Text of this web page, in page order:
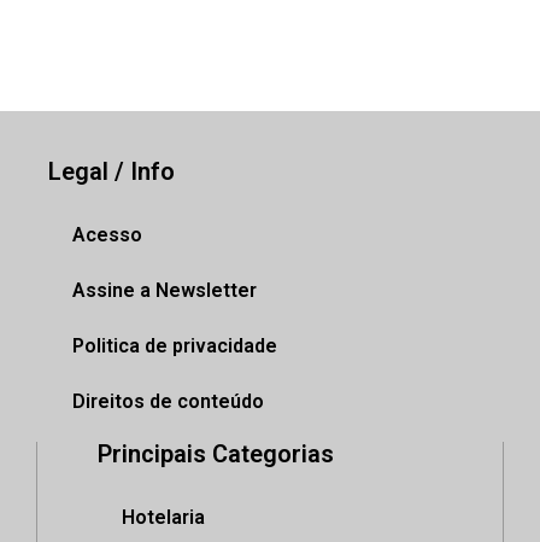
Legal / Info
Acesso
Assine a Newsletter
Politica de privacidade
Direitos de conteúdo
Principais Categorias
Hotelaria